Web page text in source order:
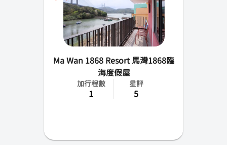
Ma Wan 1868 Resort 馬灣1868臨
海度假屋
加行程數
1
星評
5